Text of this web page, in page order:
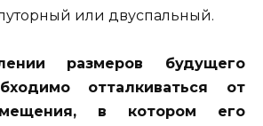
или двуспальный.
размеров будущего
отталкиваться от
в котором его